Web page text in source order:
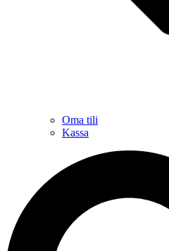
Oma tili
Kassa